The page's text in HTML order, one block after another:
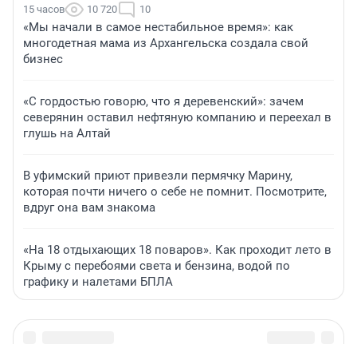
15 часов 10 720 10
«Мы начали в самое нестабильное время»: как
многодетная мама из Архангельска создала свой
бизнес
«С гордостью говорю, что я деревенский»: зачем
северянин оставил нефтяную компанию и переехал в
глушь на Алтай
В уфимский приют привезли пермячку Марину,
которая почти ничего о себе не помнит. Посмотрите,
вдруг она вам знакома
«На 18 отдыхающих 18 поваров». Как проходит лето в
Крыму с перебоями света и бензина, водой по
графику и налетами БПЛА